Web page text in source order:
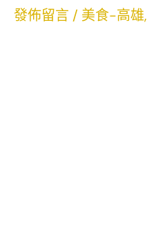
發佈留言 / 美食-高雄,